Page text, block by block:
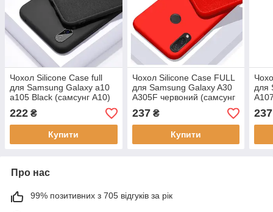
Чохол Silicone Case full
для Samsung Galaxy а10
a105 Black (самсунг А10)
222 ₴
Купити
Чохол Silicone Case FULL
для Samsung Galaxy A30
A305F червоний (самсунг
галаксі а30ф)
237₴
Купити
для
237
Про нас
99% позитивних з 705 відгуків за рік